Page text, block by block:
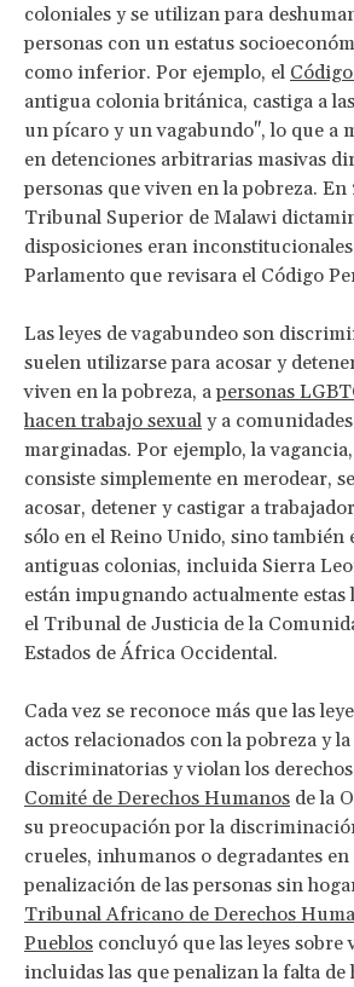
coloniales y se utilizan para
personas con un estatus
como inferior. Por ejemplo, el
antigua colonia británica, castiga a
un pícaro y un vagabundo", lo que a
en detenciones arbitrarias masivas
personas que viven en la pobreza. En
Tribunal Superior de Malawi
disposiciones eran
Parlamento que revisara el Código
Las leyes de vagabundeo son
suelen utilizarse para acosar y
viven en la pobreza, apersonas
hacen trabajo sexual y a
marginadas. Por ejemplo, la
consiste simplemente en merodear,
acosar, detener y castigar a
sólo en el Reino Unido, sino también
antiguas colonias, incluida Sierra
están impugnando actualmente estas
el Tribunal de Justicia de la
Estados de África Occidental.
Cada vez se reconoce más que las
actos relacionados con la pobreza y
discriminatorias y violan los
Comité de Derechos Humanos de la
su preocupación por la
crueles, inhumanos o degradantes
penalización de las personas sin
Tribunal Africano de Derechos
Pueblos concluyó que las leyes sobre
incluidas las que penalizan la falta de